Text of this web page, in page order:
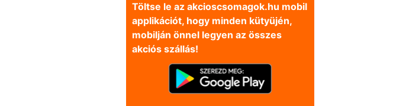
Töltse le az akcioscsomagok.hu mobil
applikációt, hogy minden kütyüjén,
mobilján önnel legyen az összes
akciós szállás!